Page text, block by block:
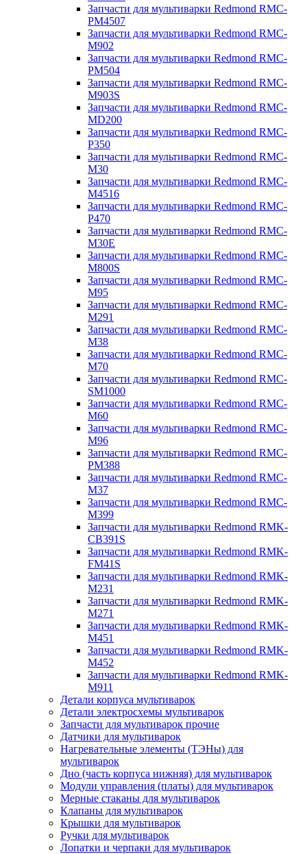
Запчасти для мультиварки Redmond RMC-
PM4507
Запчасти для мультиварки Redmond RMC-
M902
Запчасти для мультиварки Redmond RMC-
PM504
Запчасти для мультиварки Redmond RMC-
M903S
Запчасти для мультиварки Redmond RMC-
MD200
Запчасти для мультиварки Redmond RMC-
P350
Запчасти для мультиварки Redmond RMC-
M30
Запчасти для мультиварки Redmond RMC-
M4516
Запчасти для мультиварки Redmond RMC-
P470
Запчасти для мультиварки Redmond RMC-
M30E
Запчасти для мультиварки Redmond RMC-
M800S
Запчасти для мультиварки Redmond RMC-
M95
Запчасти для мультиварки Redmond RMC-
M291
Запчасти для мультиварки Redmond RMC-
M38
Запчасти для мультиварки Redmond RMC-
M70
Запчасти для мультиварки Redmond RMC-
SM1000
Запчасти для мультиварки Redmond RMC-
M60
Запчасти для мультиварки Redmond RMC-
M96
Запчасти для мультиварки Redmond RMC-
PM388
Запчасти для мультиварки Redmond RMC-
M37
Запчасти для мультиварки Redmond RMC-
M399
Запчасти для мультиварки Redmond RMK-
CB391S
Запчасти для мультиварки Redmond RMK-
FM41S
Запчасти для мультиварки Redmond RMK-
M231
Запчасти для мультиварки Redmond RMK-
M271
Запчасти для мультиварки Redmond RMK-
M451
Запчасти для мультиварки Redmond RMK-
M452
Запчасти для мультиварки Redmond RMK-
M911
Детали корпуса мультиварок
Детали электросхемы мультиварок
Запчасти для мультиварок прочие
Датчики для мультиварок
Нагревательные элементы (ТЭНы) для
мультиварок
Дно (часть корпуса нижняя) для мультиварок
Модули управления (платы) для мультиварок
Мерные стаканы для мультиварок
Клапаны для мультиварок
Крышки для мультиварок
Ручки для мультиварок
Лопатки и черпаки для мультиварок